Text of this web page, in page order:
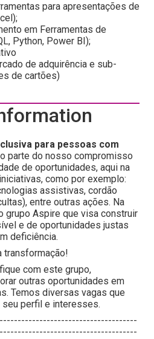
para apresentações de
em Ferramentas de
Python, Power BI);
de adquirência e sub-
de cartões)
para pessoas com
parte do nosso compromisso
de oportunidades, aqui na
como por exemplo:
assistivas, cordão
entre outras ações. Na
grupo Aspire que visa construir
e de oportunidades justas
deficiência.
transformação!
com este grupo,
outras oportunidades em
Temos diversas vagas que
perfil e interesses.